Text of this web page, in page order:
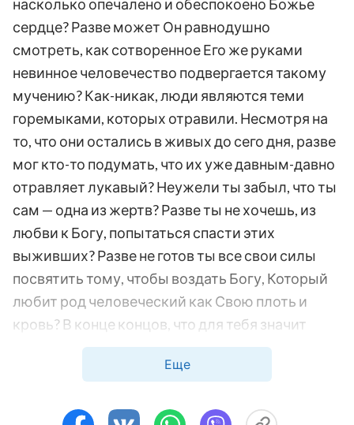
насколько опечалено и обеспокоено Божье
сердце? Разве может Он равнодушно
смотреть, как сотворенное Его же руками
невинное человечество подвергается такому
мучению? Как-никак, люди являются теми
горемыками, которых отравили. Несмотря на
то, что они остались в живых до сего дня, разве
мог кто-то подумать, что их уже давным-давно
отравляет лукавый? Неужели ты забыл, что ты
сам — одна из жертв? Разве ты не хочешь, из
любви к Богу, попытаться спасти этих
выживших? Разве не готов ты все свои силы
посвятить тому, чтобы воздать Богу, Который
любит род человеческий как Свою плоть и
кровь? В конце концов, что для тебя значит
быть используемым Богом для такой
необычной жизни? Действительно ли ты
исполненной смысла жизнью благочестивого
Еще